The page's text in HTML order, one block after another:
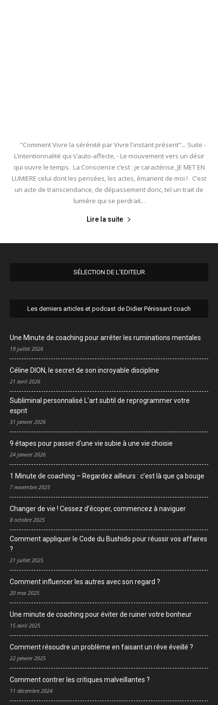
"Comment Vivre la sérénité par Vivre l'instant présent"... Suite -
L’intentionnalité qui s’auto-affecte, - Le mouvement vers un désir
qui ouvre le temps. La Conscience c’est : je caractérise, JE MET EN
LUMIERE celui dont les pensées, les actes, émanent de moi ! C’est
un acte de transcendance, de dépassement donc, tel un trait de
lumière qui se perdrait...
Lire la suite
SÉLECTION DE L'EDITEUR
Les derniers articles et podcast de Didier Pénissard coach
Une Minute de coaching pour arrêter les ruminations mentales
19 juillet 2026
Céline DION, le secret de son incroyable discipline
21 avril 2026
Subliminal personnalisé L’art subtil de reprogrammer votre
esprit
31 janvier 2026
9 étapes pour passer d’une vie subie à une vie choisie
24 janvier 2026
1 Minute de coaching – Regardez ailleurs : c’est là que ça bouge
7 novembre 2025
Changer de vie ! Cessez d’écoper, commencez à naviguer
8 octobre 2025
Comment appliquer le Code du Bushido pour réussir vos affaires
?
21 juillet 2025
Comment influencer les autres avec son regard ?
20 mai 2025
Une minute de coaching pour éviter de ruiner votre bonheur
15 avril 2025
Comment résoudre un problème en faisant un rêve éveillé ?
22 janvier 2025
Comment contrer les critiques malveillantes ?
11 décembre 2024